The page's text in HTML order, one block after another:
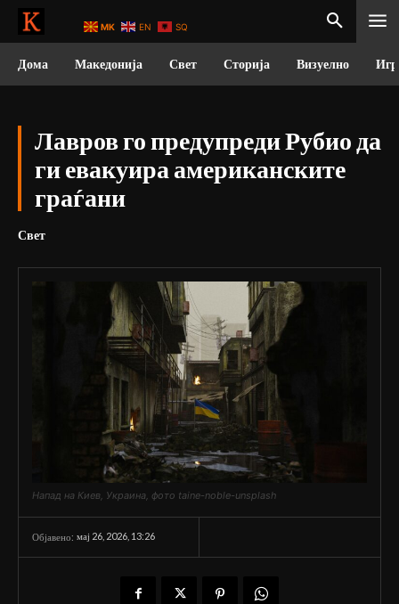
Дома Македонија Свет Сторија Визуелно
Лавров го предупреди Рубио да
ги евакуира американските
граѓани
Свет
Напад на Киев, Украина, фото taine-noble-unsplash
Објавено: мај 26, 2026, 13:26
MK EN SQ